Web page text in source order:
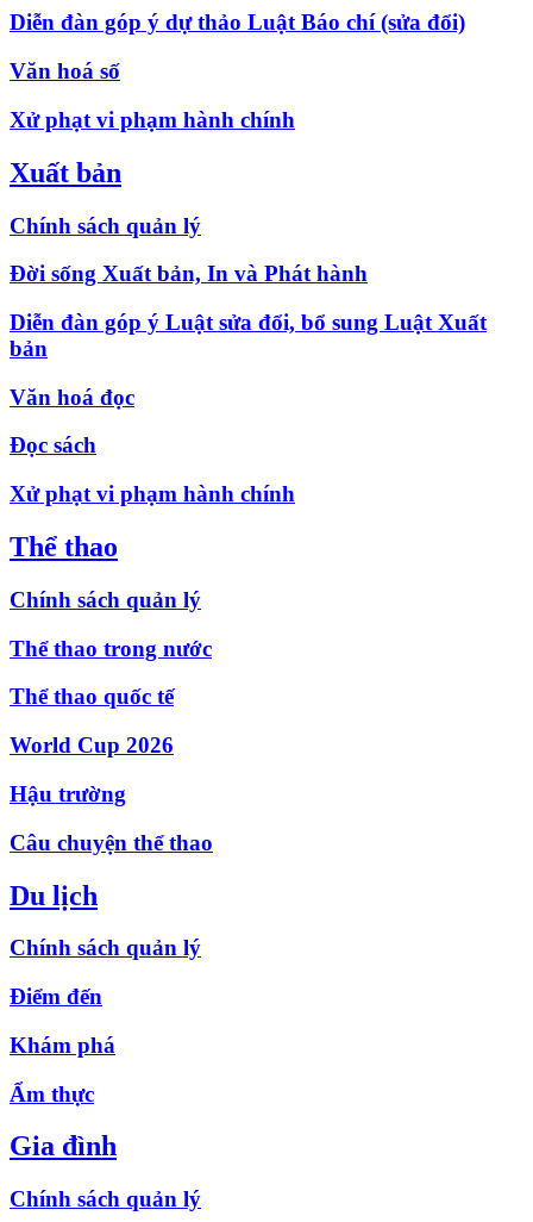
Diễn đàn góp ý dự thảo Luật Báo chí (sửa đổi)
Văn hoá số
Xử phạt vi phạm hành chính
Xuất bản
Chính sách quản lý
Đời sống Xuất bản, In và Phát hành
Diễn đàn góp ý Luật sửa đổi, bổ sung Luật Xuất
bản
Văn hoá đọc
Đọc sách
Xử phạt vi phạm hành chính
Thể thao
Chính sách quản lý
Thể thao trong nước
Thể thao quốc tế
World Cup 2026
Hậu trường
Câu chuyện thể thao
Du lịch
Chính sách quản lý
Điểm đến
Khám phá
Ẩm thực
Gia đình
Chính sách quản lý